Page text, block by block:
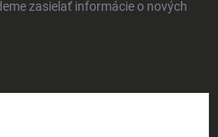
zasielať informácie o nových